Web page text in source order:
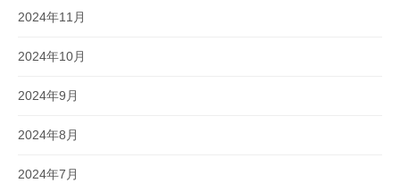
2024年11月
2024年10月
2024年9月
2024年8月
2024年7月